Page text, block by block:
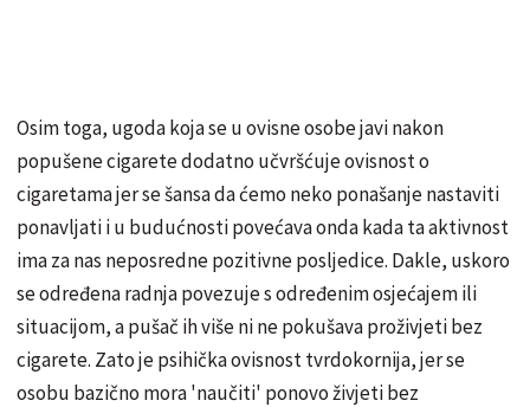
Osim toga, ugoda koja se u ovisne osobe javi nakon
popušene cigarete dodatno učvršćuje ovisnost o
cigaretama jer se šansa da ćemo neko ponašanje nastaviti
ponavljati i u budućnosti povećava onda kada ta aktivnost
ima za nas neposredne pozitivne posljedice. Dakle, uskoro
se određena radnja povezuje s određenim osjećajem ili
situacijom, a pušač ih više ni ne pokušava proživjeti bez
cigarete. Zato je psihička ovisnost tvrdokornija, jer se
osobu bazično mora 'naučiti' ponovo živjeti bez